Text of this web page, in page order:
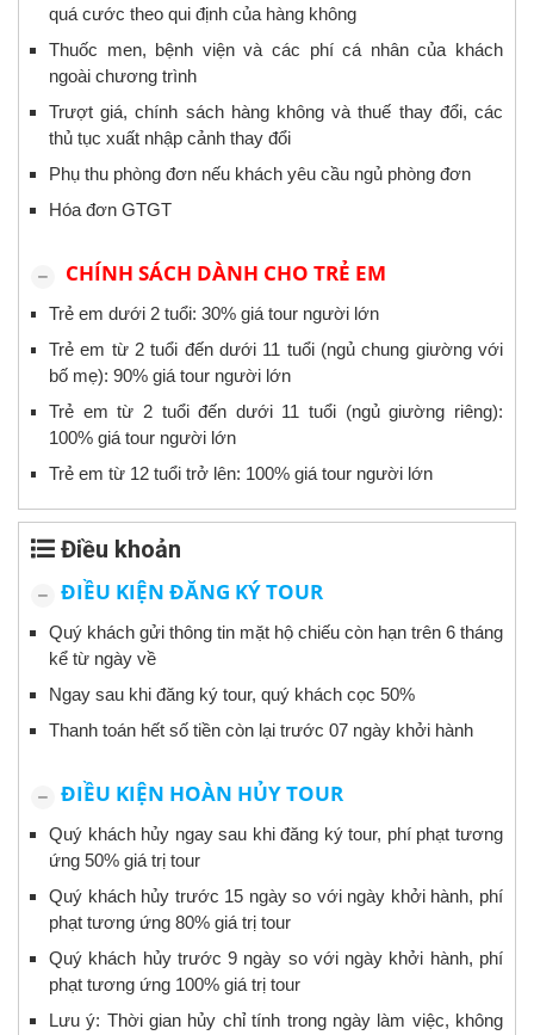
quá cước theo qui định của hàng không
Thuốc men, bệnh viện và các phí cá nhân của khách
ngoài chương trình
Trượt giá, chính sách hàng không và thuế thay đổi, các
thủ tục xuất nhập cảnh thay đổi
Phụ thu phòng đơn nếu khách yêu cầu ngủ phòng đơn
Hóa đơn GTGT
CHÍNH SÁCH DÀNH CHO TRẺ EM
Trẻ em dưới 2 tuổi: 30% giá tour người lớn
Trẻ em từ 2 tuổi đến dưới 11 tuổi (ngủ chung giường với
bố mẹ): 90% giá tour người lớn
Trẻ em từ 2 tuổi đến dưới 11 tuổi (ngủ giường riêng):
100% giá tour người lớn
Trẻ em từ 12 tuổi trở lên: 100% giá tour người lớn
Điều khoản
ĐIỀU KIỆN ĐĂNG KÝ TOUR
Quý khách gửi thông tin mặt hộ chiếu còn hạn trên 6 tháng
kể từ ngày về
Ngay sau khi đăng ký tour, quý khách cọc 50%
Thanh toán hết số tiền còn lại trước 07 ngày khởi hành
ĐIỀU KIỆN HOÀN HỦY TOUR
Quý khách hủy ngay sau khi đăng ký tour, phí phạt tương
ứng 50% giá trị tour
Quý khách hủy trước 15 ngày so với ngày khởi hành, phí
phạt tương ứng 80% giá trị tour
Quý khách hủy trước 9 ngày so với ngày khởi hành, phí
phạt tương ứng 100% giá trị tour
Lưu ý: Thời gian hủy chỉ tính trong ngày làm việc, không